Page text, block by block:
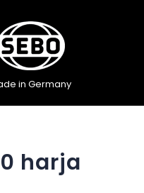
in Germany
harja